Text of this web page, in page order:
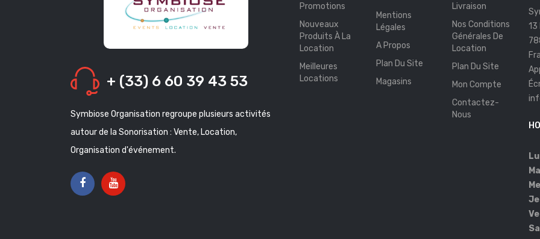
+ (33) 6 60 39 43 53
Symbiose Organisation regroupe plusieurs activités
autour de la Sonorisation : Vente, Location,
Organisation d'événement.
Promotions
Nouveaux
Produits À La
Location
Meilleures
Locations
Mentions
Légales
A Propos
Plan Du Site
Magasins
Livraison
Nos Conditions
Générales De
Location
Plan Du Site
Mon Compte
Contactez-
Nous